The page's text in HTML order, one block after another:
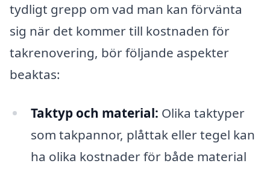
tydligt grepp om vad man kan förvänta
sig när det kommer till kostnaden för
takrenovering, bör följande aspekter
beaktas:
Taktyp och material: Olika taktyper
som takpannor, plåttak eller tegel kan
ha olika kostnader för både material